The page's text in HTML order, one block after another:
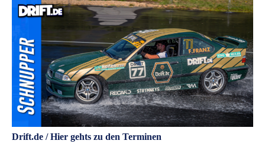
Drift.de / Hier gehts zu den Terminen